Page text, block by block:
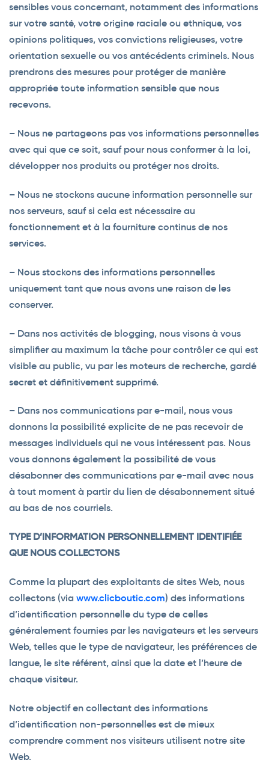
sensibles vous concernant, notamment des informations
sur votre santé, votre origine raciale ou ethnique, vos
opinions politiques, vos convictions religieuses, votre
orientation sexuelle ou vos antécédents criminels. Nous
prendrons des mesures pour protéger de manière
appropriée toute information sensible que nous
recevons.
– Nous ne partageons pas vos informations personnelles
avec qui que ce soit, sauf pour nous conformer à la loi,
développer nos produits ou protéger nos droits.
– Nous ne stockons aucune information personnelle sur
nos serveurs, sauf si cela est nécessaire au
fonctionnement et à la fourniture continus de nos
services.
– Nous stockons des informations personnelles
uniquement tant que nous avons une raison de les
conserver.
– Dans nos activités de blogging, nous visons à vous
simplifier au maximum la tâche pour contrôler ce qui est
visible au public, vu par les moteurs de recherche, gardé
secret et définitivement supprimé.
– Dans nos communications par e-mail, nous vous
donnons la possibilité explicite de ne pas recevoir de
messages individuels qui ne vous intéressent pas. Nous
vous donnons également la possibilité de vous
désabonner des communications par e-mail avec nous
à tout moment à partir du lien de désabonnement situé
au bas de nos courriels.
TYPE D’INFORMATION PERSONNELLEMENT IDENTIFIÉE
QUE NOUS COLLECTONS
Comme la plupart des exploitants de sites Web, nous
collectons (via www.clicboutic.com) des informations
d’identification personnelle du type de celles
généralement fournies par les navigateurs et les serveurs
Web, telles que le type de navigateur, les préférences de
langue, le site référent, ainsi que la date et l’heure de
chaque visiteur.
Notre objectif en collectant des informations
d’identification non-personnelles est de mieux
comprendre comment nos visiteurs utilisent notre site
Web.